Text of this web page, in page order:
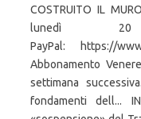
COSTRUITO IL
lunedì 20
PayPal: https://
Abbonamento
settimana
fondamenti dell...